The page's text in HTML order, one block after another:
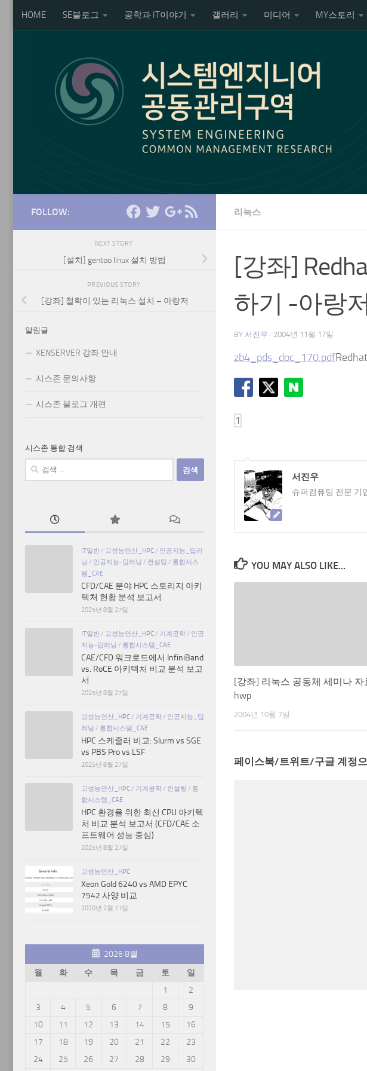
Skip to content
HOME SE블로그 공학과 IT이야기 갤러리 미디어 MY스토리
리눅스
[강좌]
하기 -아랑
BY 서진우 · 2004년 11월 17일
zb4_pds_doc_170.pdf
서진우
슈퍼컴퓨팅 전문 기
YOU MAY ALSO LIKE...
[강좌] 리눅스 공동체 세미나 자
hwp
2004년 10월 7일
페이스북/트위트/구글 계정
FOLLOW:
NEXT STORY
[설치] gentoo linux 설치 방법
PREVIOUS STORY
[강좌] 철학이 있는 리눅스 설치 – 아랑저
알림글
XENSERVER 강좌 안내
시스존 문의사항
시스존 블로그 개편
시스존 통합 검색
검
IT일반/ 고성능연산_HPC/ 인공지능_딥러
닝 / 인공지능-딥러닝 / 컨설팅 / 통합시스
템_CAE
CFD/CAE 분야 HPC 스토리지 아키
텍처 현황 분석 보고서
2025년 8월 27일
IT일반/ 고성능연산_HPC/ 기계공학/ 인공
지능-딥러닝 / 통합시스템_CAE
CAE/CFD 워크로드에서 InfiniBand
vs. RoCE 아키텍처 비교 분석 보고
서
2025년 8월 27일
고성능연산_HPC/ 기계공학/ 인공지능_딥
러닝 / 통합시스템_CAE
HPC 스케줄러 비교: Slurm vs SGE
vs PBS Pro vs LSF
2025년 8월 27일
고성능연산_HPC/ 기계공학/ 컨설팅 / 통
합시스템_CAE
HPC 환경을 위한 최신 CPU 아키텍
처 비교 분석 보고서 (CFD/CAE 소
프트웨어 성능 중심)
2025년 8월 27일
고성능연산_HPC
Xeon Gold 6240 vs AMD EPYC
7542 사양 비교
2020년 2월 11일
2026 8월
월
화 수 목 금 토
일
1
2
3
4 5 6 7 8
9
10
11 12 13 14 15
16
17
18 19 20 21 22
23
24
25 26 27 28 29 30